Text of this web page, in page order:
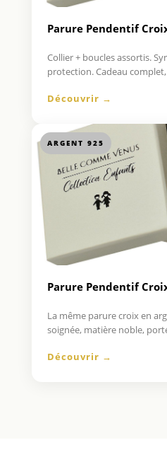
Parure Pendentif
Collier + boucles assortis.
protection. Cadeau
Découvrir →
ARGENT 925
Parure Pendentif
La même parure croix en
soignée, matière noble,
Découvrir →